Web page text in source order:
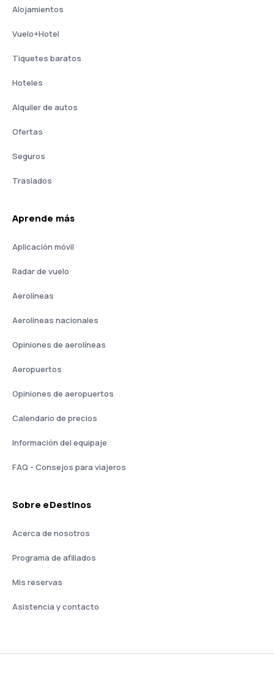
Alojamientos
Vuelo+Hotel
Tiquetes baratos
Hoteles
Alquiler de autos
Ofertas
Seguros
Traslados
Aprende más
Aplicación móvil
Radar de vuelo
Aerolíneas
Aerolíneas nacionales
Opiniones de aerolíneas
Aeropuertos
Opiniones de aeropuertos
Calendario de precios
Información del equipaje
FAQ - Consejos para viajeros
Sobre eDestinos
Acerca de nosotros
Programa de afiliados
Mis reservas
Asistencia y contacto